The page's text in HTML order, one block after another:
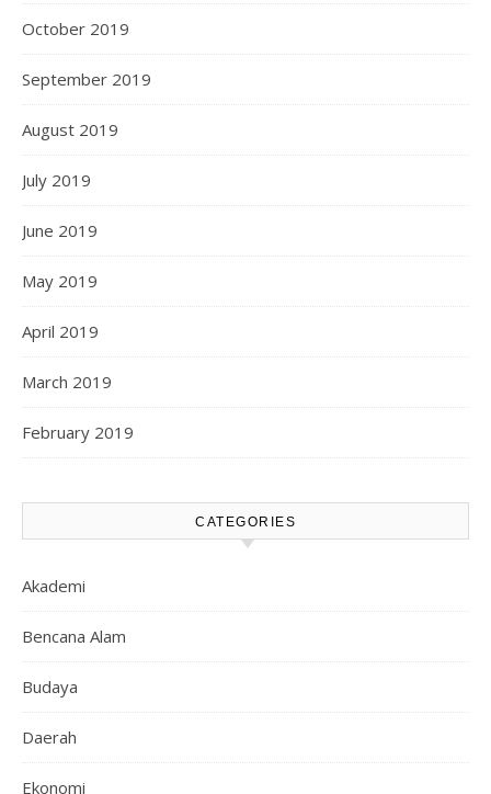
October 2019
September 2019
August 2019
July 2019
June 2019
May 2019
April 2019
March 2019
February 2019
CATEGORIES
Akademi
Bencana Alam
Budaya
Daerah
Ekonomi